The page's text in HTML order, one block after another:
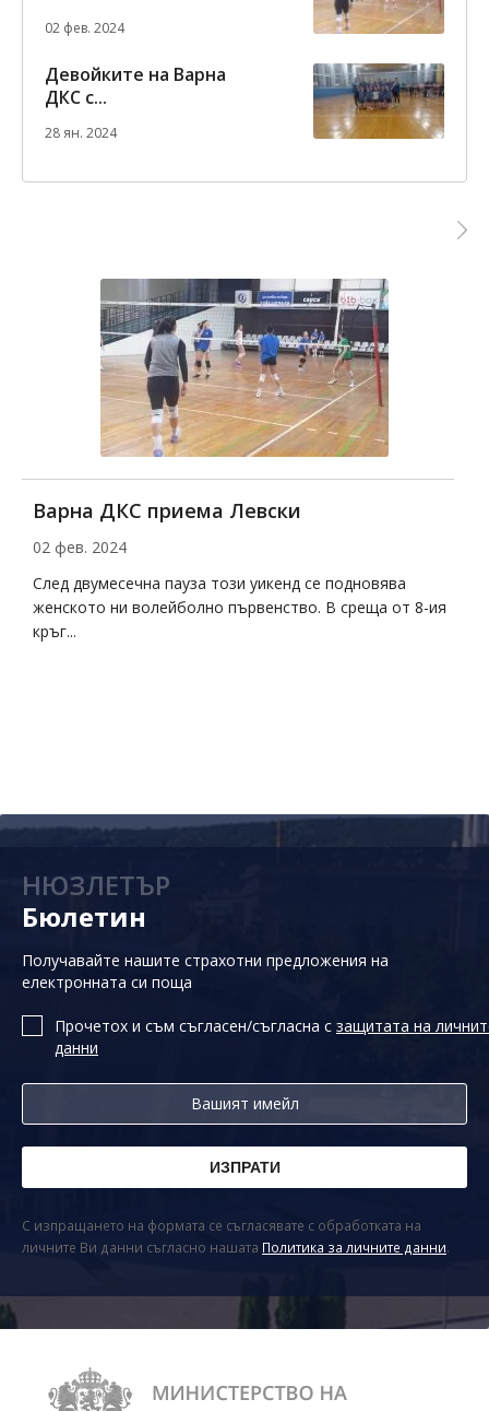
02 фев. 2024
Девойките на Варна
ДКС с...
28 ян. 2024
Варна ДКС приема Левски
02 фев. 2024
След двумесечна пауза този уикенд се подновява
женското ни волейболно първенство. В среща от 8-ия
кръг...
НЮЗЛЕТЪР
Бюлетин
Получавайте нашите страхотни предложения на
електронната си поща
Прочетох и съм съгласен/съгласна с защитата на
данни
С изпращането на формата се съгласявате с обработката на
личните Ви данни съгласно нашата Политика за личните данни.